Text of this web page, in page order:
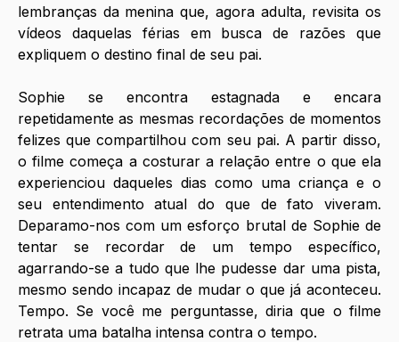
lembranças da menina que, agora adulta, revisita os
vídeos daquelas férias em busca de razões que
expliquem o destino final de seu pai.
Sophie se encontra estagnada e encara
repetidamente as mesmas recordações de momentos
felizes que compartilhou com seu pai. A partir disso,
o filme começa a costurar a relação entre o que ela
experienciou daqueles dias como uma criança e o
seu entendimento atual do que de fato viveram.
Deparamo-nos com um esforço brutal de Sophie de
tentar se recordar de um tempo específico,
agarrando-se a tudo que lhe pudesse dar uma pista,
mesmo sendo incapaz de mudar o que já aconteceu.
Tempo. Se você me perguntasse, diria que o filme
retrata uma batalha intensa contra o tempo.